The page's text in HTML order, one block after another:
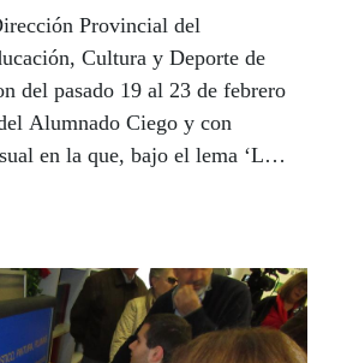
Provincial del
Cultura y Deporte de
del pasado 19 al 23 de febrero
Alumnado Ciego y con
en la que, bajo el lema ‘Leo
las Jornadas Deportivas para
con la Federación
para Ciegos.